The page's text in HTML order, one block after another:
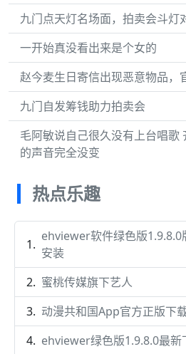
九门点天灯名场面，拍卖会斗灯
一开始真没看出来是个女的
赵今麦生日寄信出现恶意物品，
九门自发筹钱助力拍卖会
毛阿敏说自己很久没有上台唱歌
的声音完全没变
热点乐趣
ehviewer软件绿色版1.9.8.0
安装
蜜桃传媒旗下艺人
动漫共和国App官方正版下
ehviewer绿色版1.9.8.0最新